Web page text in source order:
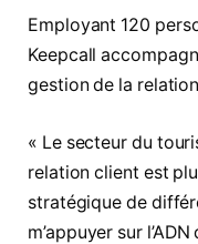
Employant 120
Keepcall
gestion de la
« Le secteur du
relation client est
stratégique de
m’appuyer sur